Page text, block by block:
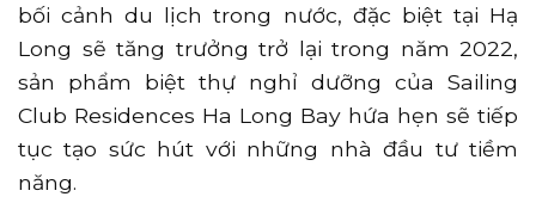
bối cảnh du lịch trong nước, đặc biệt tại Hạ
Long sẽ tăng trưởng trở lại trong năm 2022,
sản phẩm biệt thự nghỉ dưỡng của Sailing
Club Residences Ha Long Bay hứa hẹn sẽ tiếp
tục tạo sức hút với những nhà đầu tư tiềm
năng.